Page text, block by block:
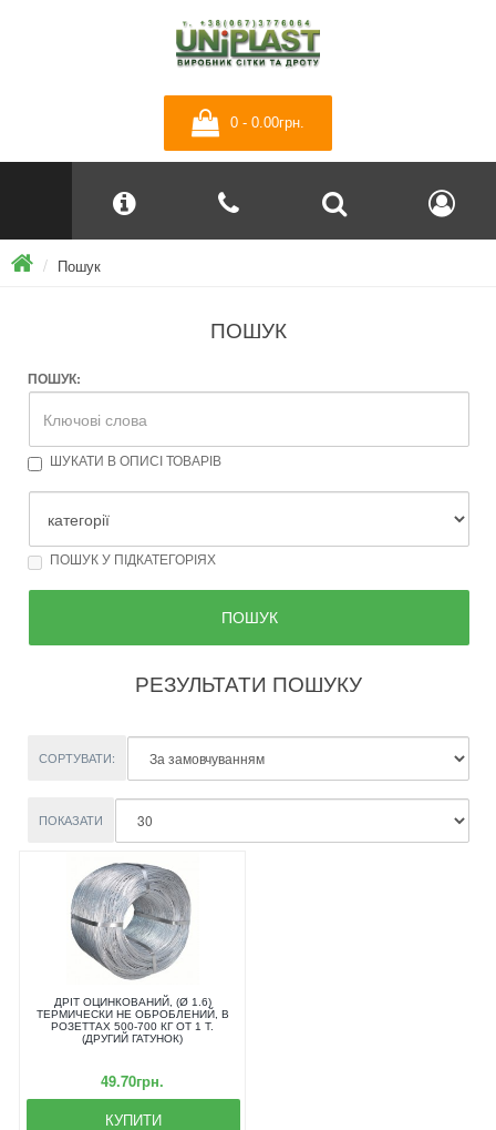
0 - 0.00грн.
Пошук
ПОШУК
ПОШУК:
ШУКАТИ В ОПИСІ ТОВАРІВ
ПОШУК У ПІДКАТЕГОРІЯХ
РЕЗУЛЬТАТИ ПОШУКУ
СОРТУВАТИ:
ПОКАЗАТИ
ДРІТ ОЦИНКОВАНИЙ, (Ø 1.6)
ТЕРМИЧЕСКИ НЕ ОБРОБЛЕНИЙ, В
РОЗЕТТАХ 500-700 КГ ОТ 1 Т.
(ДРУГИЙ ГАТУНОК)
49.70грн.
КУПИТИ